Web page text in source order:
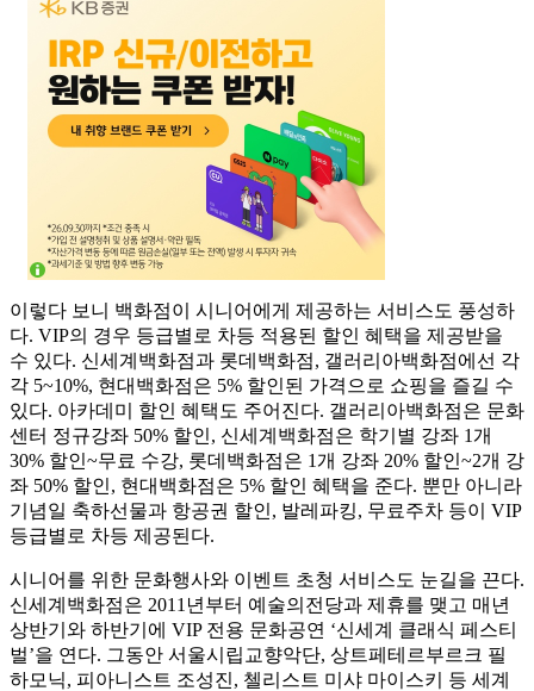
이렇다 보니 백화점이 시니어에게 제공하는 서비스도 풍성하
다. VIP의 경우 등급별로 차등 적용된 할인 혜택을 제공받을
수 있다. 신세계백화점과 롯데백화점, 갤러리아백화점에선 각
각 5~10%, 현대백화점은 5% 할인된 가격으로 쇼핑을 즐길 수
있다. 아카데미 할인 혜택도 주어진다. 갤러리아백화점은 문화
센터 정규강좌 50% 할인, 신세계백화점은 학기별 강좌 1개
30% 할인~무료 수강, 롯데백화점은 1개 강좌 20% 할인~2개 강
좌 50% 할인, 현대백화점은 5% 할인 혜택을 준다. 뿐만 아니라
기념일 축하선물과 항공권 할인, 발레파킹, 무료주차 등이 VIP
등급별로 차등 제공된다.
시니어를 위한 문화행사와 이벤트 초청 서비스도 눈길을 끈다.
신세계백화점은 2011년부터 예술의전당과 제휴를 맺고 매년
상반기와 하반기에 VIP 전용 문화공연 ‘신세계 클래식 페스티
벌’을 연다. 그동안 서울시립교향악단, 상트페테르부르크 필
하모닉, 피아니스트 조성진, 첼리스트 미샤 마이스키 등 세계